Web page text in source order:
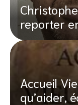
reporter
Accueil
qu’aider,